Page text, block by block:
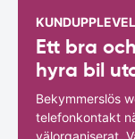
Ett bra
hyra bil
Bekymmerslös
telefonkontakt
välorganiserat.